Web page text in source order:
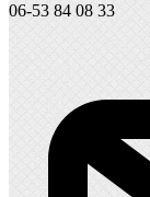
06-53 84 08 33